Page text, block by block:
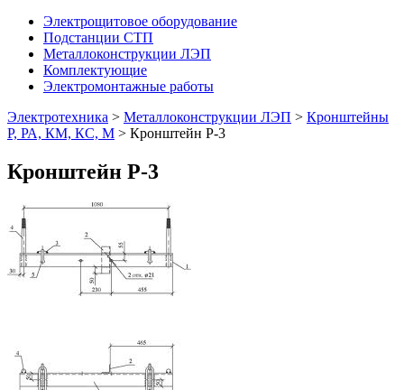
Электрощитовое оборудование
Подстанции СТП
Металлоконструкции ЛЭП
Комплектующие
Электромонтажные работы
Электротехника > Металлоконструкции ЛЭП > Кронштейны
Р, РА, КМ, КС, М > Кронштейн Р-3
Кронштейн Р-3